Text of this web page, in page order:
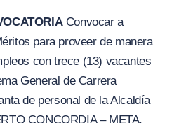
Convocar a
para proveer de manera
con trece (13) vacantes
General de Carrera
de personal de la Alcaldía
CONCORDIA – META,